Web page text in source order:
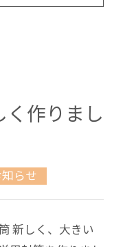
く作りまし
知らせ
新しく、大きい